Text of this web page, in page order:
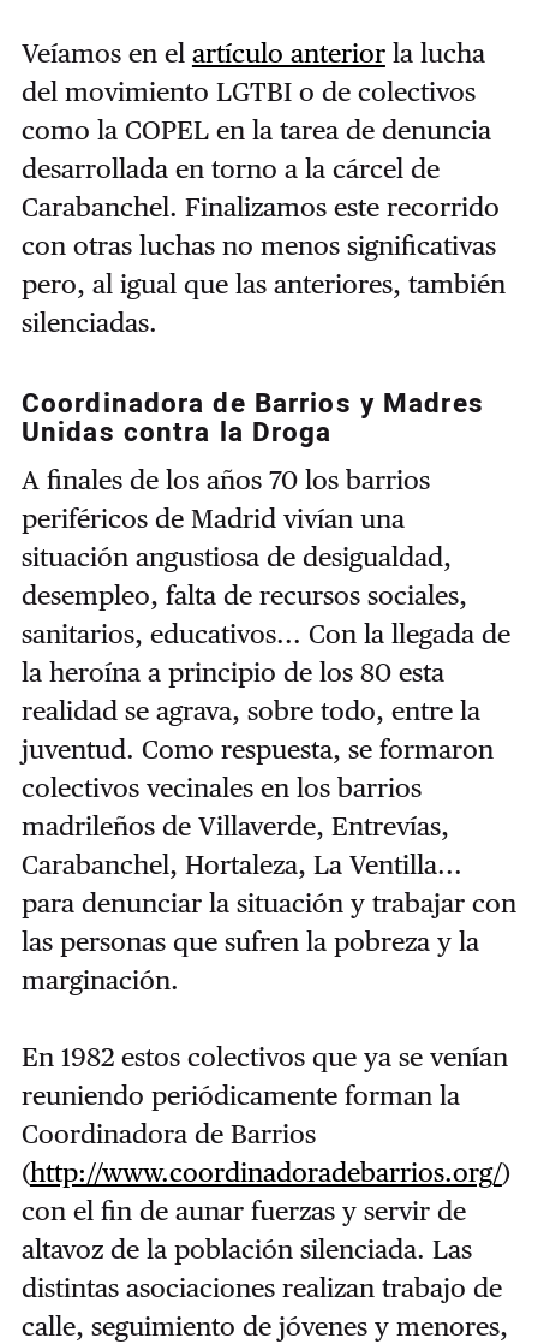
Veíamos en el artículo anteriorla lucha
del movimiento LGTBI o de colectivos
como la COPEL en la tarea de denuncia
desarrollada en torno a la cárcel de
Carabanchel. Finalizamos este recorrido
con otras luchas no menos significativas
pero, al igual que las anteriores, también
silenciadas.
Coordinadora de Barrios y Madres
Unidas contra la Droga
A finales de los años 70 los barrios
periféricos de Madrid vivían una
situación angustiosa de desigualdad,
desempleo, falta de recursos sociales,
sanitarios, educativos... Con la llegada de
la heroína a principio de los 80 esta
realidad se agrava, sobre todo, entre la
juventud. Como respuesta, se formaron
colectivos vecinales en los barrios
madrileños de Villaverde, Entrevías,
Carabanchel, Hortaleza, La Ventilla...
para denunciar la situación y trabajar con
las personas que sufren la pobreza y la
marginación.
En 1982 estos colectivos que ya se venían
reuniendo periódicamente forman la
Coordinadora de Barrios
(http://www.coordinadoradebarrios.org/)
con el fin de aunar fuerzas y servir de
altavoz de la población silenciada. Las
distintas asociaciones realizan trabajo de
calle, seguimiento de jóvenes y menores,